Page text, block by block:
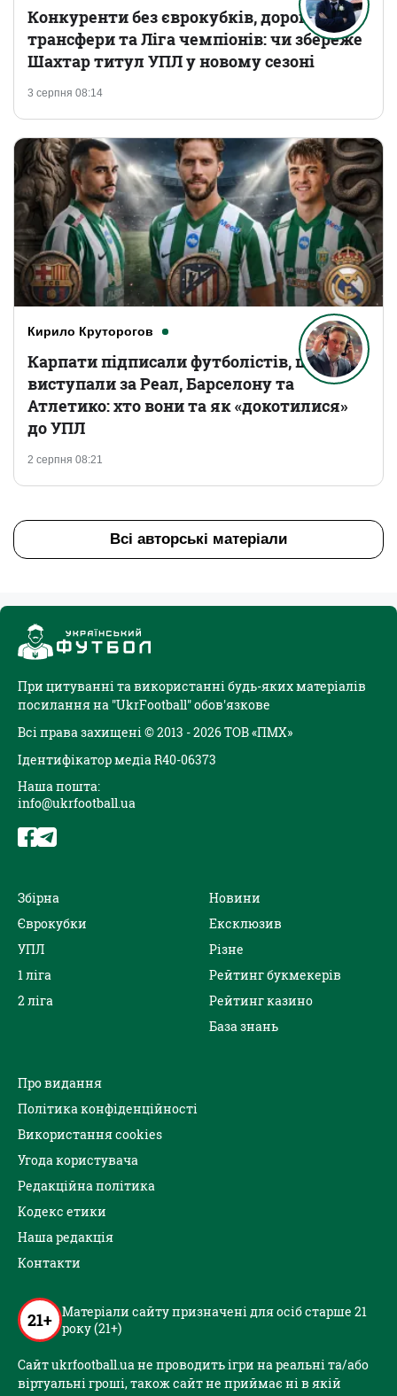
3 серпня 08:14
Конкуренти без єврокубків, дорогі
трансфери та Ліга чемпіонів: чи збереже
Шахтар титул УПЛ у новому сезоні
Кирило Круторогов
2 серпня 08:21
Карпати підписали футболістів, що
виступали за Реал, Барселону та
Атлетико: хто вони та як «докотилися»
до УПЛ
Всі авторські матеріали
При цитуванні та використанні будь-яких матеріалів
посилання на "UkrFootball" обов'язкове
Всі права захищені © 2013 - 2026 ТОВ «ПМХ»
Ідентифікатор медіа R40-06373
Наша пошта:
info@ukrfootball.ua
Збірна
Єврокубки
УПЛ
1 ліга
2 ліга
Новини
Ексклюзив
Різне
Рейтинг букмекерів
Рейтинг казино
База знань
Про видання
Політика конфіденційності
Використання cookies
Угода користувача
Редакційна політика
Кодекс етики
Наша редакція
Контакти
21+ Матеріали сайту призначені для осіб старше 21
року (21+)
Сайт ukrfootball.ua не проводить ігри на реальні та/або
віртуальні гроші, також сайт не приймає ні в якій